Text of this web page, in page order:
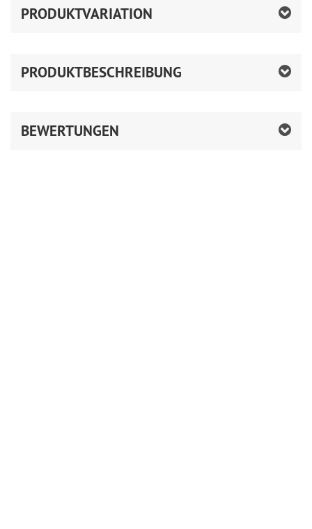
PRODUKTVARIATION
PRODUKTBESCHREIBUNG
BEWERTUNGEN